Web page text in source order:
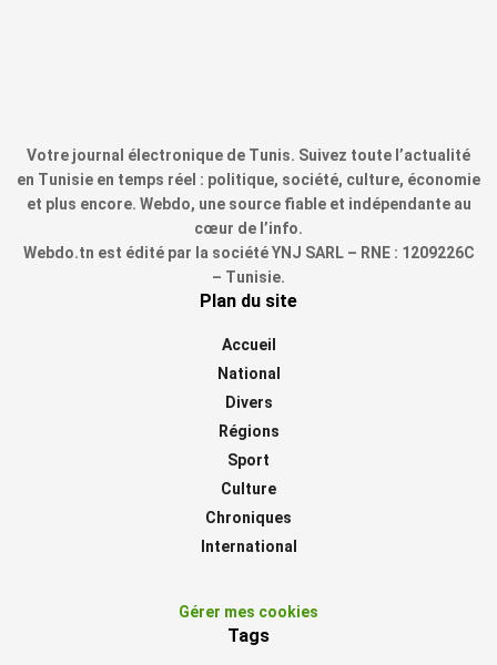
Votre journal électronique de Tunis. Suivez toute l’actualité
en Tunisie en temps réel : politique, société, culture, économie
et plus encore. Webdo, une source fiable et indépendante au
cœur de l’info.
Webdo.tn est édité par la société YNJ SARL – RNE : 1209226C
– Tunisie.
Plan du site
Accueil
National
Divers
Régions
Sport
Culture
Chroniques
International
Gérer mes cookies
Tags